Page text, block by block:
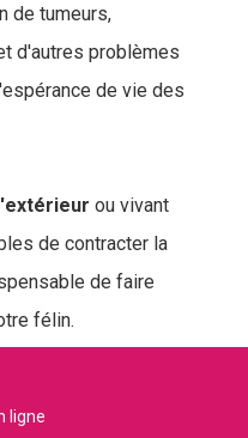
de tumeurs,
d'autres problèmes
de vie des
ou vivant
de contracter la
de faire
félin.
des signes
ligne